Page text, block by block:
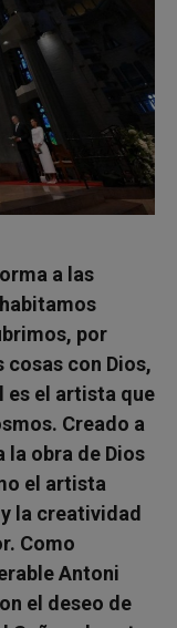
a las
por
con Dios,
es el artista que
Creado a
la obra de Dios
el artista
la creatividad
Como
Antoni
el deseo de